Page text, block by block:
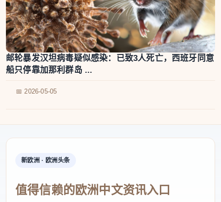
邮轮暴发汉坦病毒疑似感染：已致3人死亡，西班牙同意
船只停靠加那利群岛 ...
📅 2026-05-05
新欧洲 · 欧洲头条
值得信赖的欧洲中文资讯入口